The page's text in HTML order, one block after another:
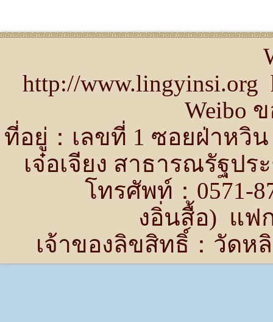
http://
Weibo
ที่อยู่：เลขที่ 1 ซอยฝ่าห
เจ๋อเจียง สาธารณรัฐป
โทรศัพท์：0571-
งอิ่นสื้อ) แฟก
เจ้าของลิขสิทธิ์：วัดห